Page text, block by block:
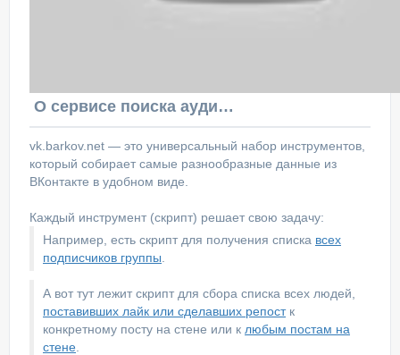
О сервисе поиска аудитории ВКонтакте
vk.barkov.net — это универсальный набор инструментов,
который собирает самые разнообразные данные из
ВКонтакте в удобном виде.
Каждый инструмент (скрипт) решает свою задачу:
Например, есть скрипт для получения списка всех
подписчиков группы
А вот тут лежит скрипт для сбора списка всех людей,
поставивших лайк или сделавших репостк
конкретному посту на стене или к любым постам на
стене